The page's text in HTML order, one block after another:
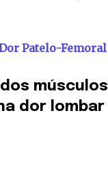
Patelo-Femoral
músculos
dor lombar